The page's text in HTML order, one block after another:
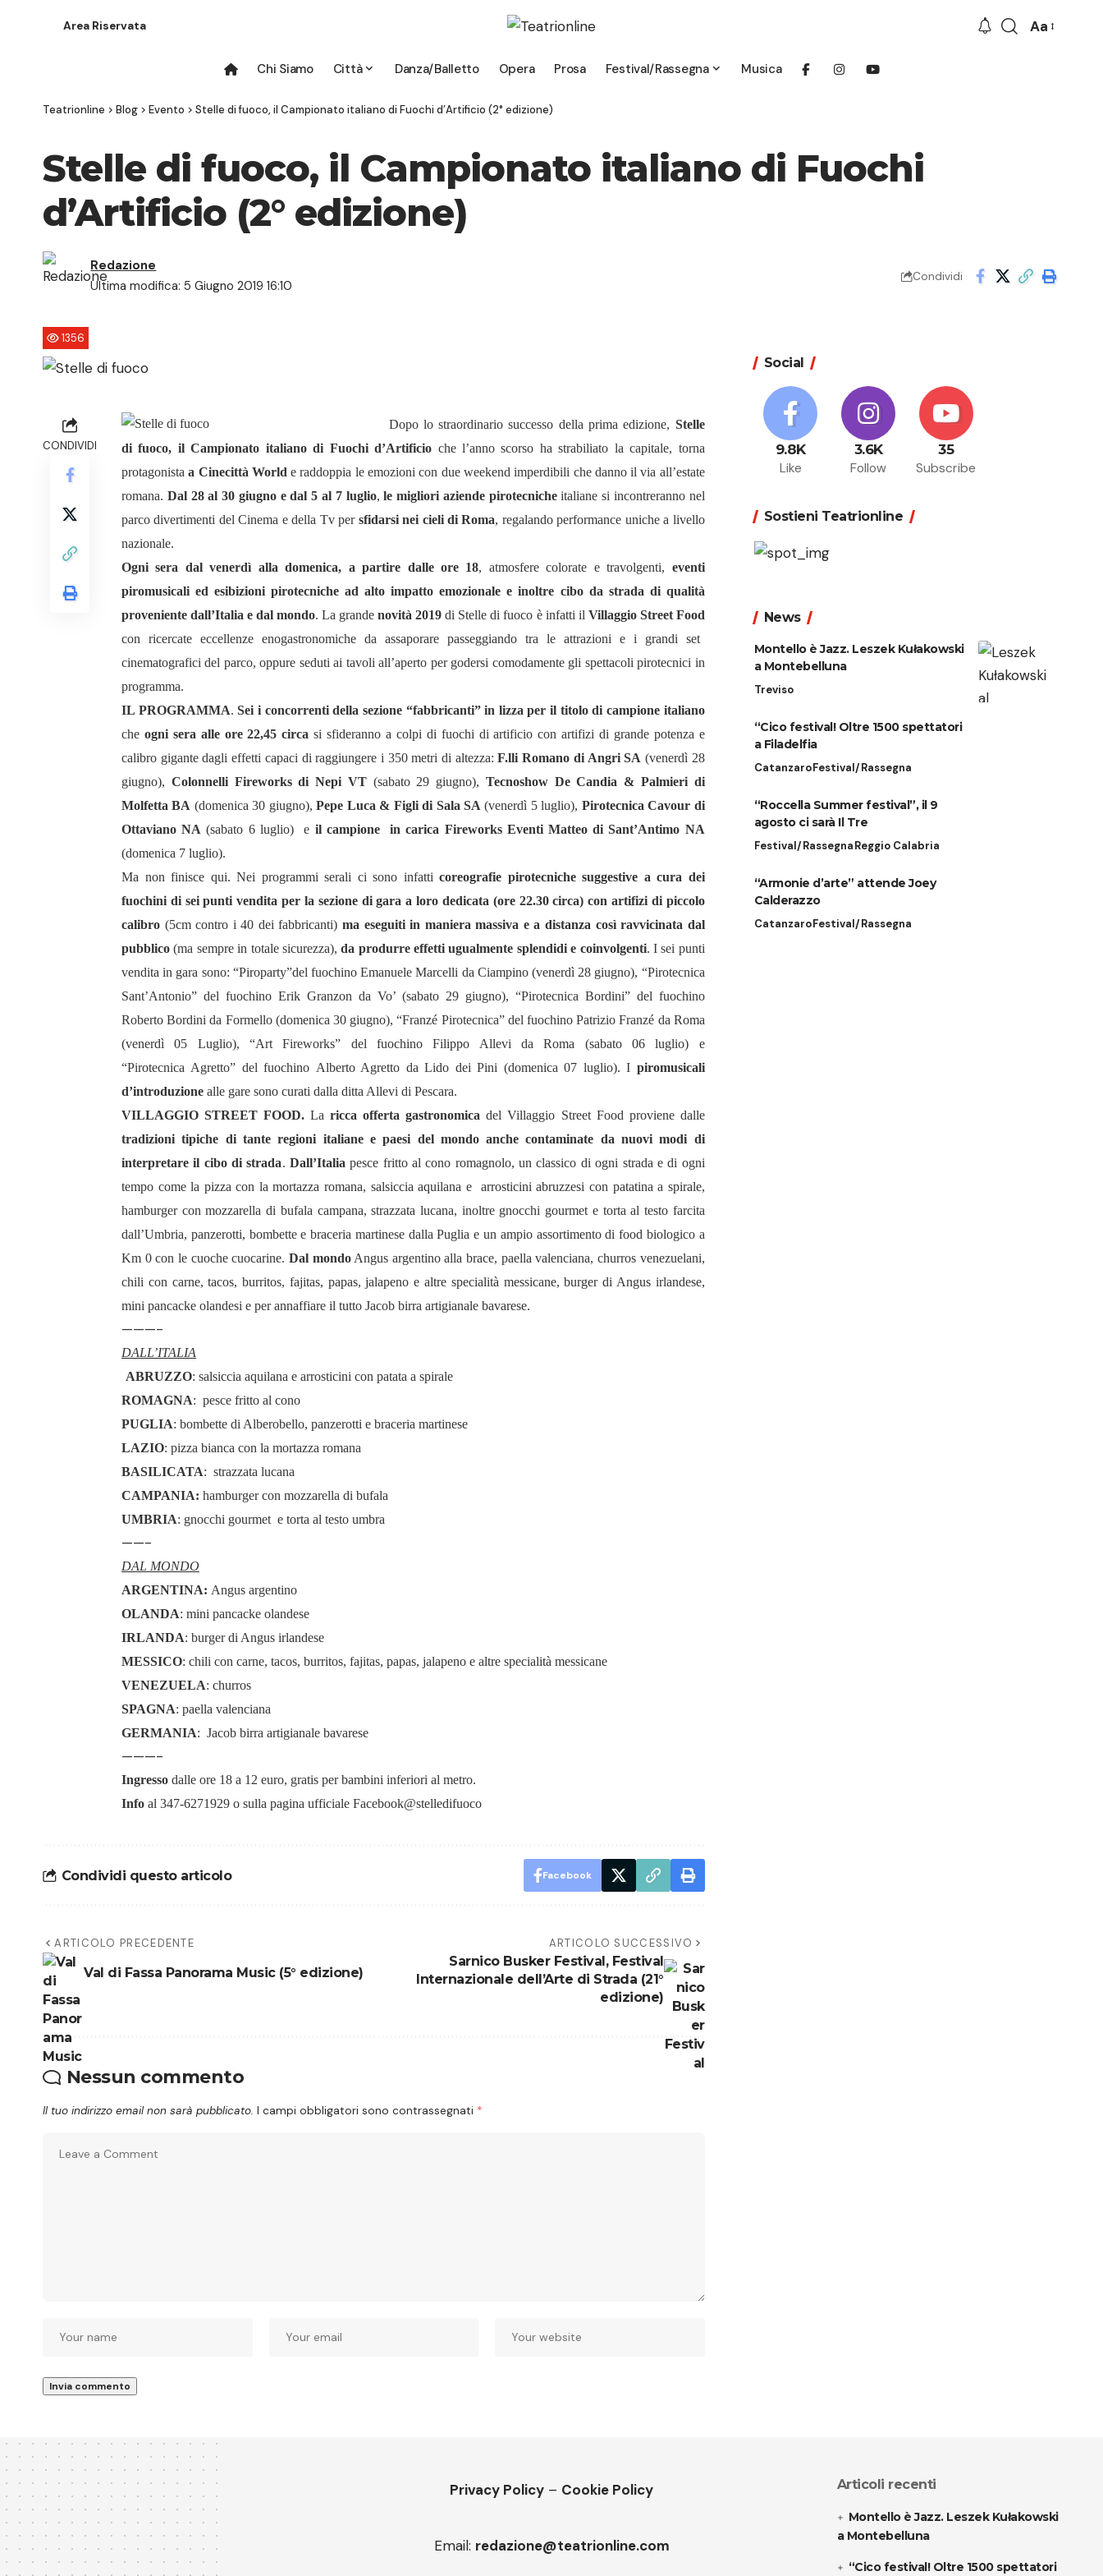
Area Riservata
Font
Aa
Chi Siamo Città Danza/Balletto Opera Prosa Festival/Rassegna Musica
Teatrionline > Blog > Evento > Stelle di fuoco, il Campionato italiano di Fuochi d’Artificio (2° edizione)
Stelle di fuoco, il Campionato italiano di Fuochi
d’Artificio (2° edizione)
Ultima modifica: 5 Giugno 2019 16:10
Redazione
Condividi
1356
CONDIVIDI
Dopo lo straordinario successo della prima edizione, Stelle
di fuoco, il Campionato italiano di Fuochi d’Artificio che l’anno scorso ha strabiliato la capitale, torna
protagonistaa Cinecittà World e raddoppia le emozioni con due weekend imperdibili che danno il via all’estate
romana. Dal 28 al 30 giugno e dal 5 al 7 luglio,le migliori aziende pirotecnicheitaliane si incontreranno nel
parco divertimenti del Cinema e della Tv per sfidarsi nei cieli di Roma, regalando performance uniche a livello
nazionale.
Ogni sera dal venerdì alla domenica, a partire dalle ore 18, atmosfere colorate e travolgenti, eventi
piromusicali ed esibizioni pirotecniche ad alto impatto emozionale e inoltre cibo da strada di qualità
proveniente dall’Italia e dal mondo. La grandenovità 2019 di Stelle di fuoco è infatti il Villaggio Street Food
con ricercate eccellenze enogastronomiche da assaporare passeggiando tra le attrazioni e i grandi set
cinematografici del parco, oppure seduti ai tavoli all’aperto per godersi comodamente gli spettacoli pirotecnici in
programma.
IL PROGRAMMA.Sei i concorrenti della sezione “fabbricanti” in lizza per il titolo di campione italiano
che ogni sera alle ore 22,45 circa si sfideranno a colpi di fuochi di artificio con artifizi di grande potenza e
calibro gigante dagli effetti capaci di raggiungere i 350 metri di altezza:F.lli Romano di Angri SA (venerdì 28
giugno), Colonnelli Fireworks di Nepi VT(sabato 29 giugno), Tecnoshow De Candia & Palmieri di
Molfetta BA (domenica 30 giugno),Pepe Luca & Figli di Sala SA (venerdì 5 luglio), Pirotecnica Cavour di
Ottaviano NA (sabato 6 luglio) e il campione in carica Fireworks Eventi Matteo di Sant’Antimo NA
(domenica 7 luglio).
Ma non finisce qui. Nei programmi serali ci sono infatti coreografie pirotecniche suggestive a cura dei
fuochini di sei punti vendita per la sezione di gara a loro dedicata (ore 22.30 circa) con artifizi di piccolo
calibro (5cm contro i 40 dei fabbricanti) ma eseguiti in maniera massiva e a distanza così ravvicinata dal
pubblico (ma sempre in totale sicurezza),da produrre effetti ugualmente splendidi e coinvolgenti. I sei punti
vendita in gara sono: “Piroparty”del fuochino Emanuele Marcelli da Ciampino (venerdì 28 giugno), “Pirotecnica
Sant’Antonio” del fuochino Erik Granzon da Vo’ (sabato 29 giugno), “Pirotecnica Bordini” del fuochino
Roberto Bordini da Formello (domenica 30 giugno), “Franzé Pirotecnica” del fuochino Patrizio Franzé da Roma
(venerdì 05 Luglio), “Art Fireworks” del fuochino Filippo Allevi da Roma (sabato 06 luglio) e
“Pirotecnica Agretto” del fuochino Alberto Agretto da Lido dei Pini (domenica 07 luglio). I piromusicali
d’introduzione alle gare sono curati dalla ditta Allevi di Pescara.
VILLAGGIO STREET FOOD. Laricca offerta gastronomica del Villaggio Street Food proviene dalle
tradizioni tipiche di tante regioni italiane e paesi del mondo anche contaminate da nuovi modi di
interpretare il cibo di strada. Dall’Italia pesce fritto al cono romagnolo, un classico di ogni strada e di ogni
tempo come la pizza con la mortazza romana, salsiccia aquilana e arrosticini abruzzesi con patatina a spirale,
hamburger con mozzarella di bufala campana, strazzata lucana, inoltre gnocchi gourmet e torta al testo farcita
dall’Umbria, panzerotti, bombette e braceria martinese dalla Puglia e un ampio assortimento di food biologico a
Km 0 con le cuoche cuocarine. Dal mondoAngus argentino alla brace, paella valenciana, churros venezuelani,
chili con carne, tacos, burritos, fajitas, papas, jalapeno e altre specialità messicane, burger di Angus irlandese,
mini pancacke olandesi e per annaffiare il tutto Jacob birra artigianale bavarese.
———-
DALL’ITALIA
ABRUZZO: salsiccia aquilana e arrosticini con patata a spirale
ROMAGNA: pesce fritto al cono
PUGLIA: bombette di Alberobello, panzerotti e braceria martinese
LAZIO: pizza bianca con la mortazza romana
BASILICATA: strazzata lucana
CAMPANIA: hamburger con mozzarella di bufala
UMBRIA: gnocchi gourmet e torta al testo umbra
——-
DAL MONDO
ARGENTINA: Angus argentino
OLANDA: mini pancacke olandese
IRLANDA: burger di Angus irlandese
MESSICO: chili con carne, tacos, burritos, fajitas, papas, jalapeno e altre specialità messicane
VENEZUELA: churros
SPAGNA: paella valenciana
GERMANIA: Jacob birra artigianale bavarese
———-
Ingresso dalle ore 18 a 12 euro, gratis per bambini inferiori al metro.
Info al 347-6271929 o sulla pagina ufficiale Facebook@stelledifuoco
Condividi questo articolo Facebook
ARTICOLO PRECEDENTE
Val di Fassa Panorama Music (5° edizione)
ARTICOLO SUCCESSIVO
Sarnico Busker Festival, Festival
Internazionale dell’Arte di Strada (21°
edizione)
Nessun commento
Il tuo indirizzo email non sarà pubblicato. I campi obbligatori sono contrassegnati *
Social
9.8K
Like
3.6K
Follow
35
Subscribe
Sostieni Teatrionline
News
Montello è Jazz. Leszek Kułakowski
a Montebelluna
Treviso
“Cico festival! Oltre 1500 spettatori
a Filadelfia
CatanzaroFestival/Rassegna
“Roccella Summer festival”, il 9
agosto ci sarà Il Tre
Festival/RassegnaReggio Calabria
“Armonie d’arte” attende Joey
Calderazzo
CatanzaroFestival/Rassegna
Privacy Policy – Cookie Policy
Email: redazione@teatrionline.com
Articoli recenti
Montello è Jazz. Leszek Kułakowski
a Montebelluna
“Cico festival! Oltre 1500 spettatori